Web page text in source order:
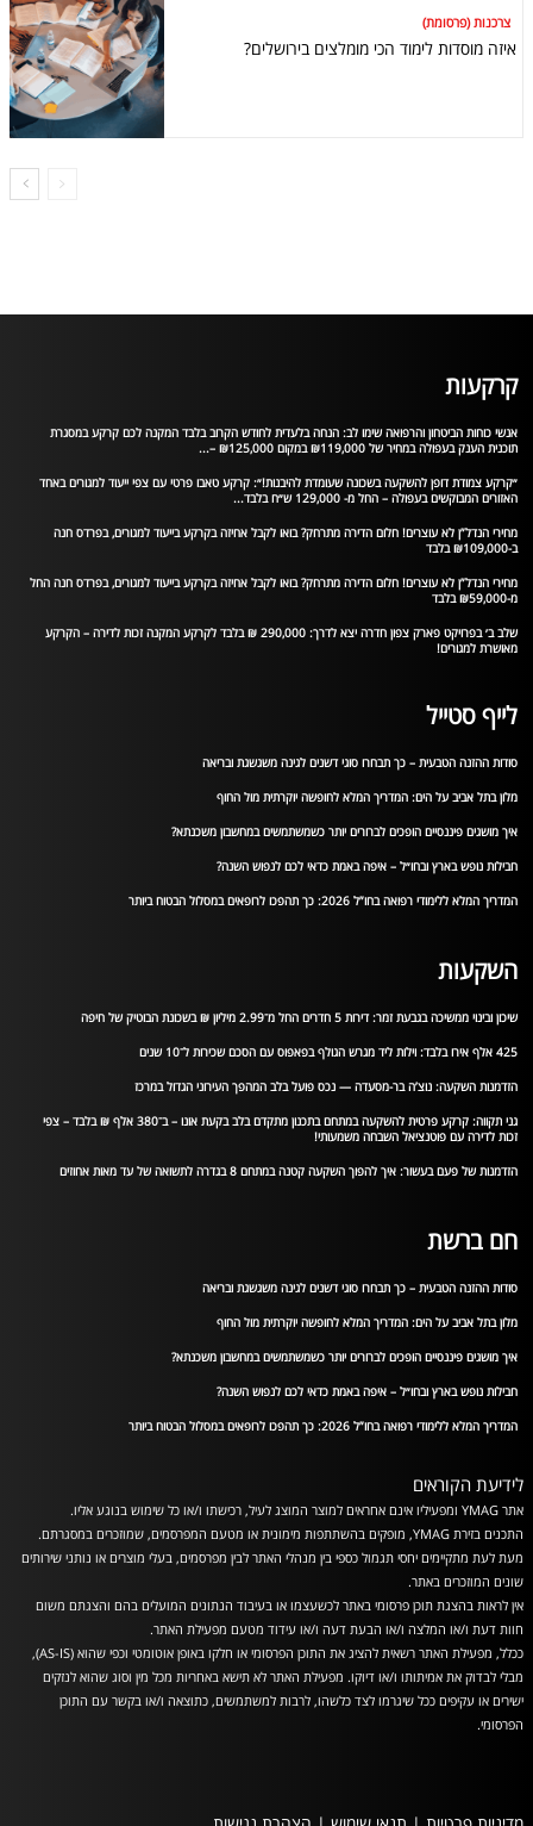
צרכנות (פרסומת)
איזה מוסדות לימוד הכי מומלצים בירושלים?
קרקעות
אנשי כוחות הביטחון והרפואה שימו לב: הנחה בלעדית לחודש הקרוב בלבד המקנה לכם קרקע במסגרת
תוכנית הענק בעפולה במחיר של ₪119,000 במקום ₪125,000 –...
״קרקע צמודת דופן להשקעה בשכונה שעומדת להיבנות!״: קרקע טאבו פרטי עם צפי ייעוד למגורים באחד
האזורים המבוקשים בעפולה – החל מ- 129,000 ש״ח בלבד...
מחירי הנדל”ן לא עוצרים! חלום הדירה מתרחק? בואו לקבל אחיזה בקרקע בייעוד למגורים, בפרדס חנה
ב-₪109,000 בלבד
מחירי הנדל”ן לא עוצרים! חלום הדירה מתרחק? בואו לקבל אחיזה בקרקע בייעוד למגורים, בפרדס חנה החל
מ-₪59,000 בלבד
שלב ב׳ בפרויקט פארק צפון חדרה יצא לדרך: 290,000 ₪ בלבד לקרקע המקנה זכות לדירה – הקרקע
מאושרת למגורים!
לייף סטייל
סודות ההזנה הטבעית – כך תבחרו סוגי דשנים לגינה משגשגת ובריאה
מלון בתל אביב על הים: המדריך המלא לחופשה יוקרתית מול החוף
איך מושגים פיננסיים הופכים לברורים יותר כשמשתמשים במחשבון משכנתא?
חבילות נופש בארץ ובחו״ל – איפה באמת כדאי לכם לנפוש השנה?
המדריך המלא ללימודי רפואה בחו”ל 2026: כך תהפכו לרופאים במסלול הבטוח ביותר
השקעות
שיכון ובינוי ממשיכה בגבעת זמר: דירות 5 חדרים החל מ־2.99 מיליון ₪ בשכונת הבוטיק של חיפה
425 אלף אירו בלבד: וילות ליד מגרש הגולף בפאפוס עם הסכם שכירות ל־10 שנים
הזדמנות השקעה: נוצ’ה בר-מסעדה — נכס פועל בלב המהפך העירוני הגדול במרכז
גני תקווה: קרקע פרטית להשקעה במתחם בתכנון מתקדם בלב בקעת אונו – ב־380 אלף ₪ בלבד – צפי
זכות לדירה עם פוטנציאל השבחה משמעותי!
הזדמנות של פעם בעשור: איך להפוך השקעה קטנה במתחם 8 בגדרה לתשואה של עד מאות אחוזים
חם ברשת
סודות ההזנה הטבעית – כך תבחרו סוגי דשנים לגינה משגשגת ובריאה
מלון בתל אביב על הים: המדריך המלא לחופשה יוקרתית מול החוף
איך מושגים פיננסיים הופכים לברורים יותר כשמשתמשים במחשבון משכנתא?
חבילות נופש בארץ ובחו״ל – איפה באמת כדאי לכם לנפוש השנה?
המדריך המלא ללימודי רפואה בחו”ל 2026: כך תהפכו לרופאים במסלול הבטוח ביותר
לידיעת הקוראים
אתר YMAG ומפעיליו אינם אחראים למוצר המוצג לעיל, רכישתו ו/או כל שימוש בנוגע אליו.
התכנים בזירת YMAG, מופקים בהשתתפות מימונית או מטעם המפרסמים, שמוזכרים במסגרתם.
מעת לעת מתקיימים יחסי תגמול כספי בין מנהלי האתר לבין מפרסמים, בעלי מוצרים או נותני שירותים
שונים המוזכרים באתר.
אין לראות בהצגת תוכן פרסומי באתר לכשעצמו או בעיבוד הנתונים המועלים בהם והצגתם משום
חוות דעת ו/או המלצה ו/או הבעת דעה ו/או עידוד מטעם מפעילת האתר.
ככלל, מפעילת האתר רשאית להציג את התוכן הפרסומי או חלקו באופן אוטומטי וכפי שהוא (AS-IS),
מבלי לבדוק את אמיתותו ו/או דיוקו. מפעילת האתר לא תישא באחריות מכל מין וסוג שהוא לנזקים
ישירים או עקיפים ככל שיגרמו לצד כלשהו, לרבות למשתמשים, כתוצאה ו/או בקשר עם התוכן
הפרסומי.